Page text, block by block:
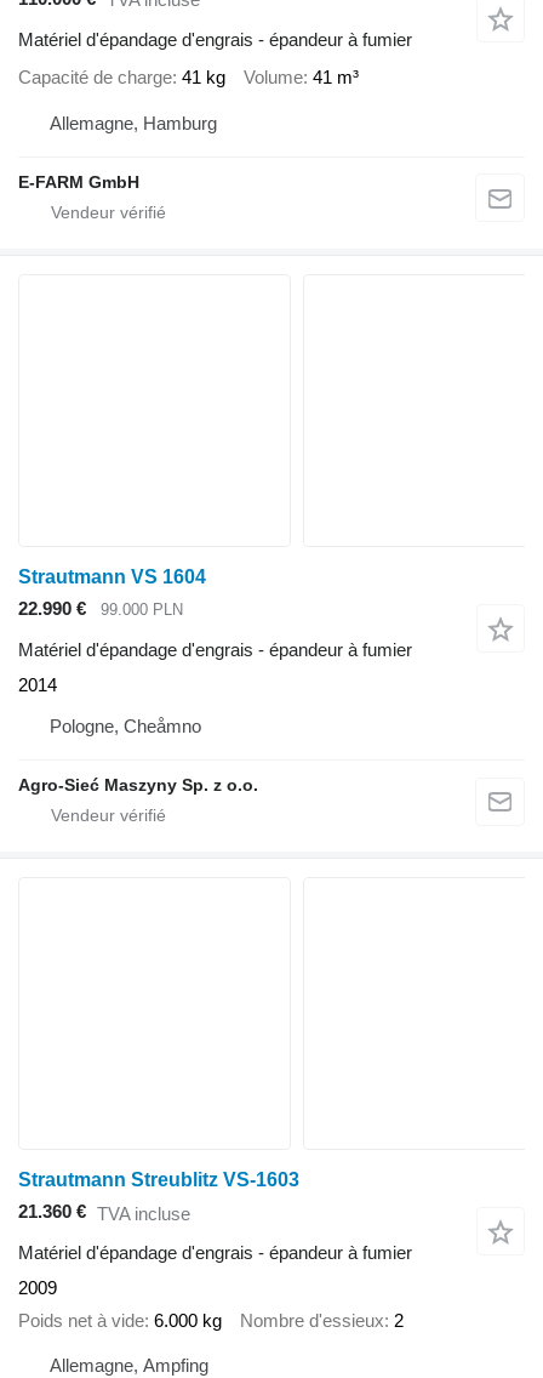
Matériel d'épandage d'engrais - épandeur à fumier
Capacité de charge 41 kg Volume 41 m³
Allemagne, Hamburg
E-FARM GmbH
Strautmann VS 1604
22.990 €
99.000 PLN
Matériel d'épandage d'engrais - épandeur à fumier
2014
Pologne, Cheåmno
Agro-Sieć Maszyny Sp. z o.o.
Strautmann Streublitz VS-1603
21.360 € TVA incluse
Matériel d'épandage d'engrais - épandeur à fumier
2009
Poids net à vide 6.000 kg Nombre d'essieux 2
Allemagne, Ampfing